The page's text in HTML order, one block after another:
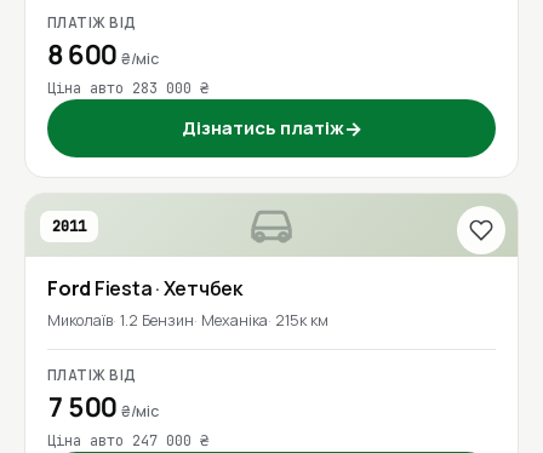
ПЛАТІЖ ВІД
8 600₴/міс
Ціна авто 283 000 ₴
Дізнатись платіж→
2011
Ford Fiesta· Хетчбек
Миколаїв 1.2 Бензин Механіка 215к км
ПЛАТІЖ ВІД
7 500₴/міс
Ціна авто 247 000 ₴